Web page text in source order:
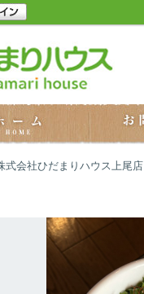
式会社ひだまりハウス上尾店